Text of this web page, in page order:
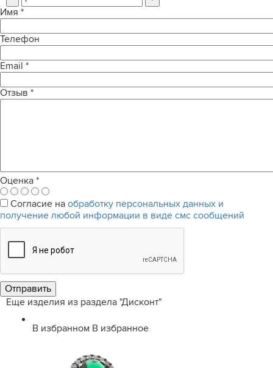
Имя *
Телефон
Email *
Отзыв *
Оценка *
Согласие на обработку персональных данных и
получение любой информации в виде смс сообщений
Еще изделия из раздела "Дисконт"
В избранном В избранное